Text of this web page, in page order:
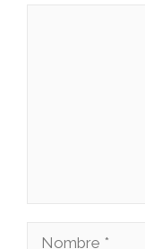
Nombre